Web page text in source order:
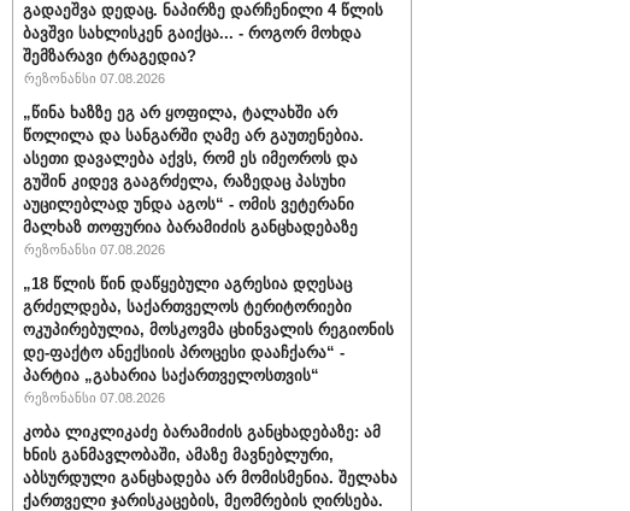
გადაეშვა დედაც. ნაპირზე დარჩენილი 4 წლის
ბავშვი სახლისკენ გაიქცა... - როგორ მოხდა
შემზარავი ტრაგედია?
რეზონანსი 07.08.2026
„წინა ხაზზე ეგ არ ყოფილა, ტალახში არ
წოლილა და სანგარში ღამე არ გაუთენებია.
ასეთი დავალება აქვს, რომ ეს იმეოროს და
გუშინ კიდევ გააგრძელა, რაზედაც პასუხი
აუცილებლად უნდა აგოს“ - ომის ვეტერანი
მალხაზ თოფურია ბარამიძის განცხადებაზე
რეზონანსი 07.08.2026
„18 წლის წინ დაწყებული აგრესია დღესაც
გრძელდება, საქართველოს ტერიტორიები
ოკუპირებულია, მოსკოვმა ცხინვალის რეგიონის
დე-ფაქტო ანექსიის პროცესი დააჩქარა“ -
პარტია „გახარია საქართველოსთვის“
რეზონანსი 07.08.2026
კობა ლიკლიკაძე ბარამიძის განცხადებაზე: ამ
ხნის განმავლობაში, ამაზე მავნებლური,
აბსურდული განცხადება არ მომისმენია. შელახა
ქართველი ჯარისკაცების, მეომრების ღირსება.